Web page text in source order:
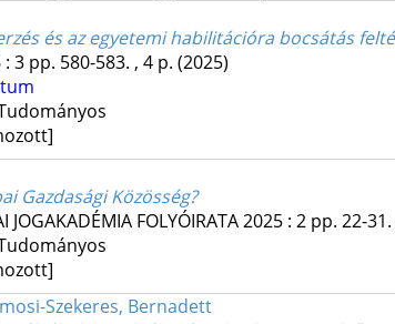
és az egyetemi habilitációra bocsátás
: 3 pp. 580-583. , 4 p. (2025)
Gazdasági Közösség?
JOGAKADÉMIA FOLYÓIRATA2025: 2 pp. 22-
Szekeres, Bernadett